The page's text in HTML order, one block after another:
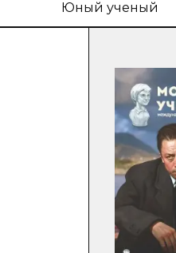
Юный ученый